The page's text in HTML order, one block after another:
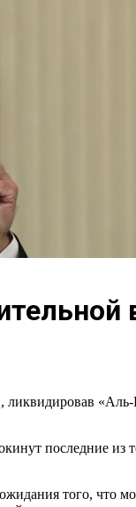
последние из
того, что